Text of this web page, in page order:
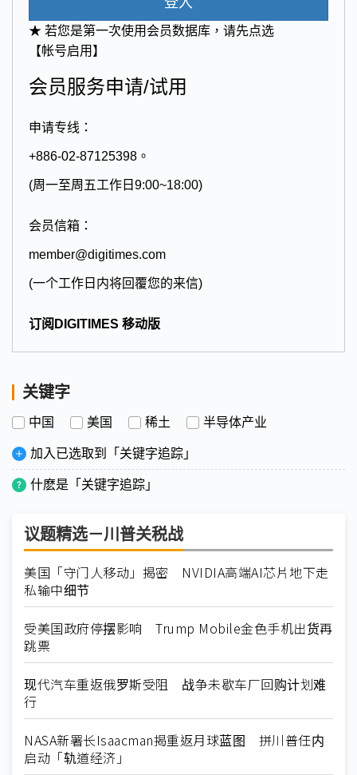
★ 若您是第一次使用会员数据库，请先点选
【帐号启用】
会员服务申请/试用
申请专线：
+886-02-87125398。
(周一至周五工作日9:00~18:00)
会员信箱：
member@digitimes.com
(一个工作日内将回覆您的来信)
订阅DIGITIMES 移动版
关键字
中国 美国 稀土 半导体产业
加入已选取到「关键字追踪」
什麽是「关键字追踪」
议题精选－川普关税战
美国「守门人移动」揭密 NVIDIA高端AI芯片地下走
私输中细节
受美国政府停摆影响 Trump Mobile金色手机出货再
跳票
现代汽车重返俄罗斯受阻 战争未歇车厂回购计划难
行
NASA新署长Isaacman揭重返月球蓝图 拼川普任内
启动「轨道经济」